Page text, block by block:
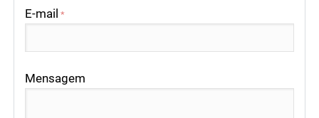
E-mail *
Mensagem